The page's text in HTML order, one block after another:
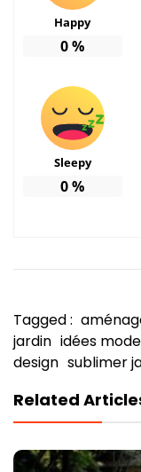
Happy
0%
Sleepy
0%
Tagged :
jardin idées
design sublimer
Related